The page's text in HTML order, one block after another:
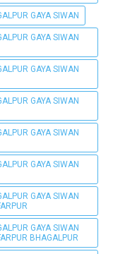
GAYA SIWAN
GAYA SIWAN
GAYA SIWAN
GAYA SIWAN
GAYA SIWAN
GAYA SIWAN
GAYA SIWAN
GAYA SIWAN
BHAGALPUR